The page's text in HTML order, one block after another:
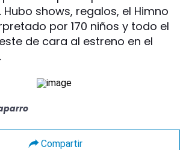
Hubo shows, regalos, el Himno
por 170 niños y todo el
de cara al estreno en el
Compartir